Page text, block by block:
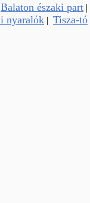
Balaton északi part |
nyaralók | Tisza-tó